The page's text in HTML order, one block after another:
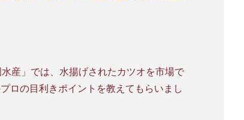
産」では、水揚げされたカツオを市場で
ロの目利きポイントを教えてもらいまし